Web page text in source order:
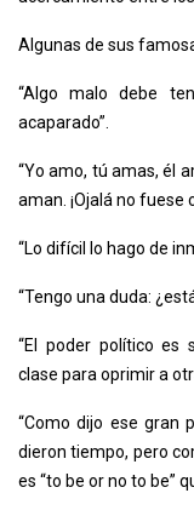
Algunas de sus
“Algo malo debe
acaparado”.
“Yo amo, tú amas, él
aman. ¡Ojalá no fuese
“Lo difícil lo hago de
“Tengo una duda:
“El poder político es
clase para oprimir a
“Como dijo ese gran
dieron tiempo, pero
es “to be or no to be”